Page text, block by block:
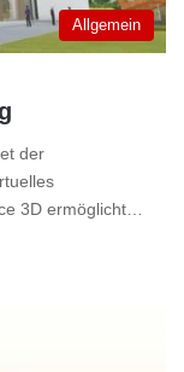
Allgemein
der
3D ermöglicht…